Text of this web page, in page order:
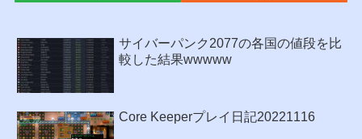
サイバーパンク2077の各国の値段を比
較した結果wwwww
Core Keeperプレイ日記20221116